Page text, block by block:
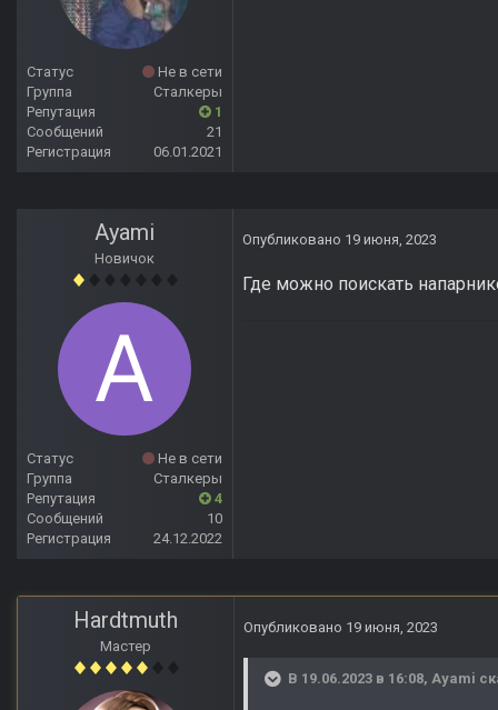
Статус
Не в сети
Группа
Сталкеры
Репутация
1
Сообщений
21
Регистрация
06.01.2021
Ayami
Новичок
Статус
Не в сети
Группа
Сталкеры
Репутация
4
Сообщений
10
Регистрация
24.12.2022
Опубликовано 19 июня, 2023
Где можно поискать
Hardtmuth
Мастер
Опубликовано 19 июня, 2023
В 19.06.2023 в 16:08, Ayami